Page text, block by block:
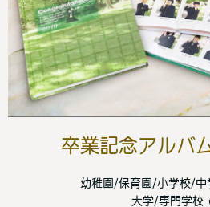
卒業記念アルバ
幼稚園/保育園/小学校/中
大学/専門学